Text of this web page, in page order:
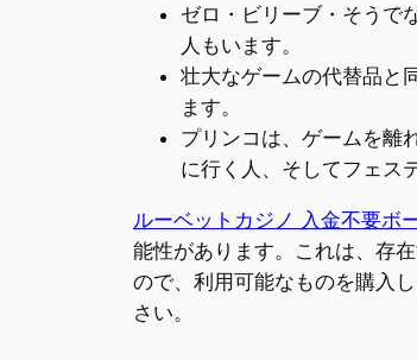
ゼロ・ビリーブ・そうで
人もいます。
壮大なゲームの代替品と
ます。
プリンコは、ゲームを離
に行く人、そしてフェス
ルーベットカジノ 入金不要ボ
能性があります。これは、存
ので、利用可能なものを購入
さい。